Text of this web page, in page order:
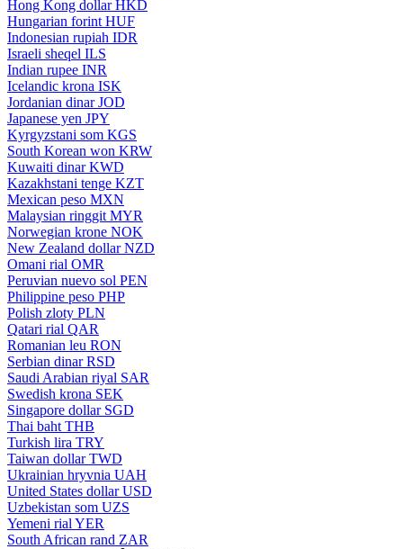
Hong Kong dollar HKD
Hungarian forint HUF
Indonesian rupiah IDR
Israeli sheqel ILS
Indian rupee INR
Icelandic krona ISK
Jordanian dinar JOD
Japanese yen JPY
Kyrgyzstani som KGS
South Korean won KRW
Kuwaiti dinar KWD
Kazakhstani tenge KZT
Mexican peso MXN
Malaysian ringgit MYR
Norwegian krone NOK
New Zealand dollar NZD
Omani rial OMR
Peruvian nuevo sol PEN
Philippine peso PHP
Polish zloty PLN
Qatari rial QAR
Romanian leu RON
Serbian dinar RSD
Saudi Arabian riyal SAR
Swedish krona SEK
Singapore dollar SGD
Thai baht THB
Turkish lira TRY
Taiwan dollar TWD
Ukrainian hryvnia UAH
United States dollar USD
Uzbekistan som UZS
Yemeni rial YER
South African rand ZAR